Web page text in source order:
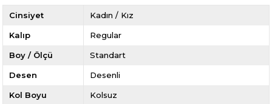
Cinsiyet Kadın / Kız
Kalıp Regular
Boy / Ölçü Standart
Desen Desenli
Kol Boyu Kolsuz